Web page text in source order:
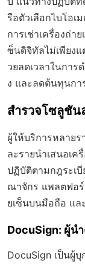
รือตัวเลือกไบโอ
การเช่าเครื่องถ่า
ซ็นดิจิทัลไม่เพียง
วยลดเวลาในการ
ง และลดต้นทุนกา
สำรวจโซลูชัน
ผู้ให้บริการหลาย
ละรายนำเสนอเ
ปฏิบัติตามกฎระเบี
ณาจักร แพลตฟอร์
ยเซ็นบนมือถือ แล
DocuSign: ผู้น
DocuSign เป็นผู้